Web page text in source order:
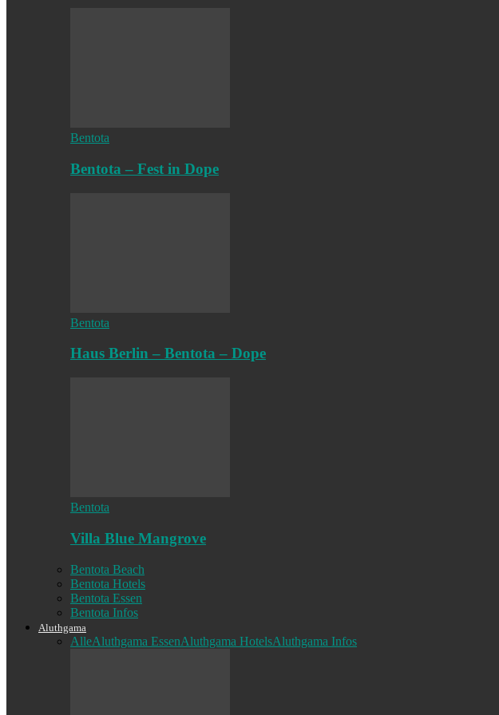
Bentota
Bentota – Fest in Dope
Bentota
Haus Berlin – Bentota – Dope
Bentota
Villa Blue Mangrove
Bentota Beach
Bentota Hotels
Bentota Essen
Bentota Infos
Aluthgama
AlleAluthgama EssenAluthgama HotelsAluthgama Infos